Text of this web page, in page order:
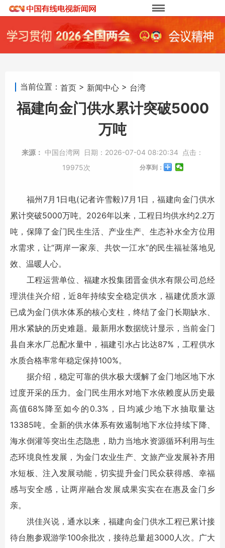
当前位置： 首页 > 新闻中心 > 台湾
福建向金门供水累计突破5000
万吨
来源： 中国台湾网 日期： 2026-07-04 08:20:34
点击：
19975次
分享到：
福州7月1日电(记者许雪毅)7月1日，福建向金门供水
累计突破5000万吨。2026年以来，工程日均供水约2.2万
吨，保障了金门民生生活、产业生产、生态补水全方位用
水需求，让“两岸一家亲、共饮一江水”的民生福祉落地见
效、温暖人心。
工程运营单位、福建水投集团晋金供水有限公司总经
理洪佳兴介绍，近8年持续安全稳定供水，福建优质水源
已成为金门供水体系的核心支柱，终结了金门长期缺水、
用水紧缺的历史难题。最新用水数据统计显示，当前金门
县自来水厂总配水量中，福建引水占比达87%，工程供水
水质合格率常年稳定保持100%。
据介绍，稳定可靠的供水极大缓解了金门地区地下水
过度开采的压力。金门民生用水对地下水依赖度从历史最
高值68%降至如今的0.3%，日均减少地下水抽取量达
13385吨。全新的供水体系有效遏制地下水位持续下降、
海水倒灌等突出生态隐患，助力当地水资源循环利用与生
态环境良性发展，为金门农业生产、文旅产业发展补齐用
水短板、注入发展动能，切实提升金门民众获得感、幸福
感与安全感，让两岸融合发展成果实实在在惠及金门乡
亲。
洪佳兴说，通水以来，福建向金门供水工程已累计接
待台胞参观游学100余批次，接待总量超3000人次。广大